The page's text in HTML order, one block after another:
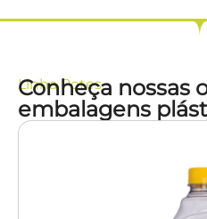
LinhaPotes
Conheça nossas
embalagens